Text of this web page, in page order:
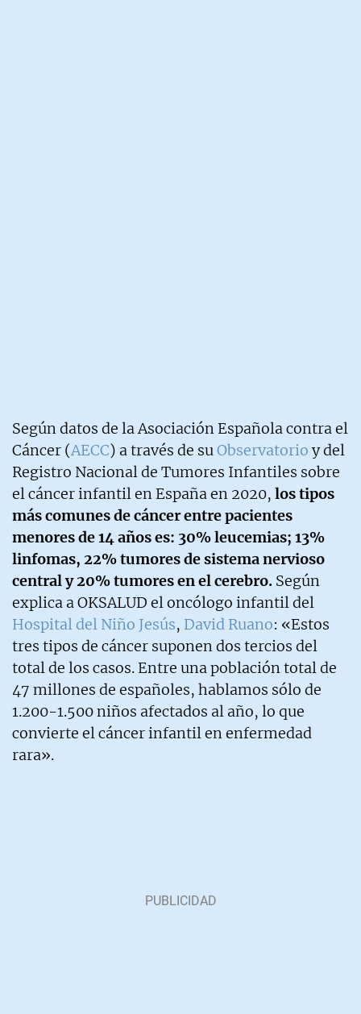
Según datos de la Asociación Española contra el
Cáncer (AECC) a través de suObservatorio y del
Registro Nacional de Tumores Infantiles sobre
el cáncer infantil en España en 2020, los tipos
más comunes de cáncer entre pacientes
menores de 14 años es: 30% leucemias; 13%
linfomas, 22% tumores de sistema nervioso
central y 20% tumores en el cerebro. Según
explica a OKSALUD el oncólogo infantil del
Hospital del Niño Jesús, David Ruano: «Estos
tres tipos de cáncer suponen dos tercios del
total de los casos. Entre una población total de
47 millones de españoles, hablamos sólo de
1.200-1.500 niños afectados al año, lo que
convierte el cáncer infantil en enfermedad
rara».